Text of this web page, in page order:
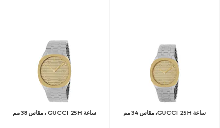
ساعة GUCCI 25H، مقاس 34 مم ساعة GUCCI 25H ، مقاس 38 مم